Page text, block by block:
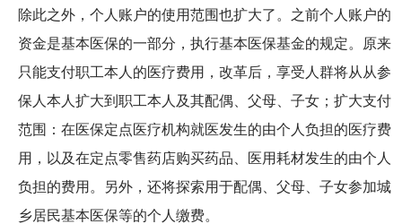
除此之外，个人账户的使用范围也扩大了。之前个人账户的
资金是基本医保的一部分，执行基本医保基金的规定。原来
只能支付职工本人的医疗费用，改革后，享受人群将从从参
保人本人扩大到职工本人及其配偶、父母、子女；扩大支付
范围：在医保定点医疗机构就医发生的由个人负担的医疗费
用，以及在定点零售药店购买药品、医用耗材发生的由个人
负担的费用。另外，还将探索用于配偶、父母、子女参加城
乡居民基本医保等的个人缴费。